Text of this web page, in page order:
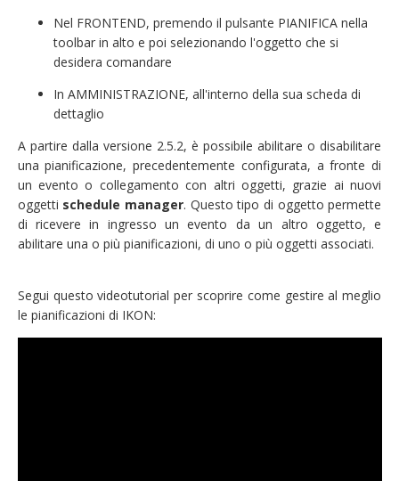
Nel FRONTEND, premendo il pulsante PIANIFICA nella
toolbar in alto e poi selezionando l'oggetto che si
desidera comandare
In AMMINISTRAZIONE, all'interno della sua scheda di
dettaglio
A partire dalla versione 2.5.2, è possibile abilitare o disabilitare
una pianificazione, precedentemente configurata, a fronte di
un evento o collegamento con altri oggetti, grazie ai nuovi
oggetti schedule manager. Questo tipo di oggetto permette
di ricevere in ingresso un evento da un altro oggetto, e
abilitare una o più pianificazioni, di uno o più oggetti associati.
Segui questo videotutorial per scoprire come gestire al meglio
le pianificazioni di IKON: